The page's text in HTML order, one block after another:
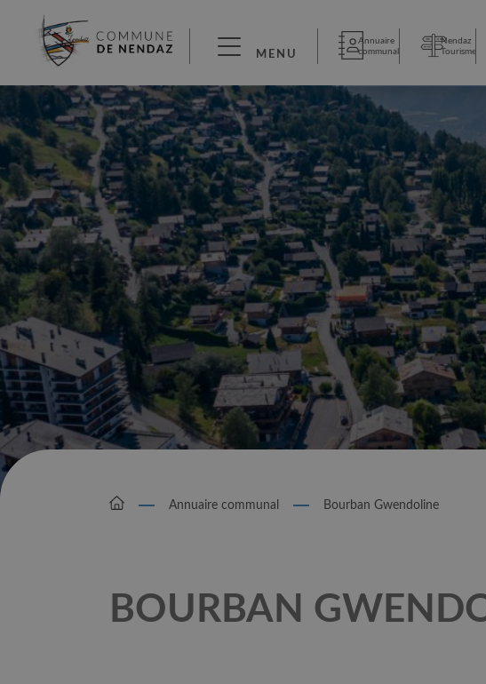
MENU
Annuaire
communal
Nendaz
Tourisme
Annuaire communal Bourban Gwendoline
BOURBAN